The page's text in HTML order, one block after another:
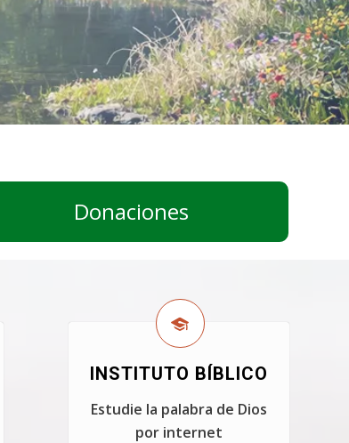
Donaciones
INSTITUTO BÍBLICO
Estudie la palabra de Dios
por internet